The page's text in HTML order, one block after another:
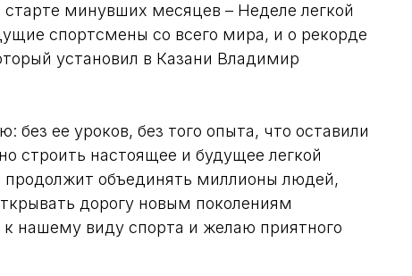
минувших месяцев – Неделе легкой
спортсмены со всего мира, и о рекорде
установил в Казани Владимир
ее уроков, без того опыта, что оставили
строить настоящее и будущее легкой
продолжит объединять миллионы людей,
дорогу новым поколениям
нашему виду спорта и желаю приятного